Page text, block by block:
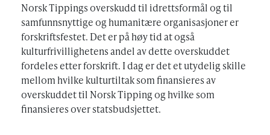
Norsk Tippings overskudd til idrettsformål og til
samfunnsnyttige og humanitære organisasjoner er
forskriftsfestet. Det er på høy tid at også
kulturfrivillighetens andel av dette overskuddet
fordeles etter forskrift. I dag er det et utydelig skille
mellom hvilke kulturtiltak som finansieres av
overskuddet til Norsk Tipping og hvilke som
finansieres over statsbudsjettet.